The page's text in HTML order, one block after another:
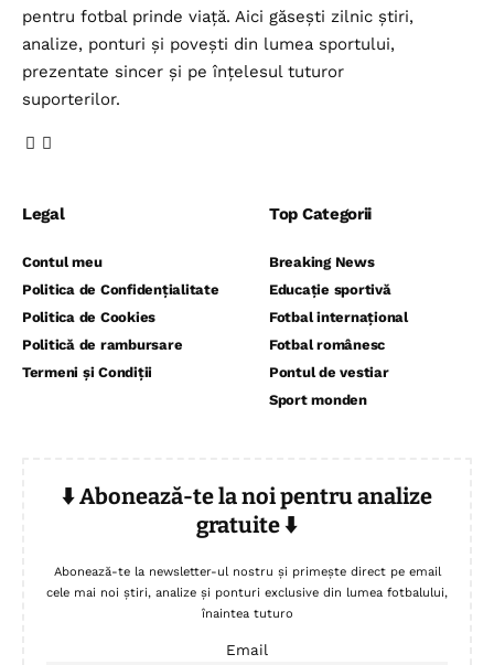
pentru fotbal prinde viață. Aici găsești zilnic știri,
analize, ponturi și povești din lumea sportului,
prezentate sincer și pe înțelesul tuturor
suporterilor.
Legal
Contul meu
Politica de Confidențialitate
Politica de Cookies
Politică de rambursare
Termeni și Condiții
Top Categorii
Breaking News
Educație sportivă
Fotbal internațional
Fotbal românesc
Pontul de vestiar
Sport monden
⬇️ Abonează-te la noi pentru analize
gratuite ⬇️
Abonează-te la newsletter-ul nostru și primește direct pe email
cele mai noi știri, analize și ponturi exclusive din lumea fotbalului,
înaintea tuturo
Email